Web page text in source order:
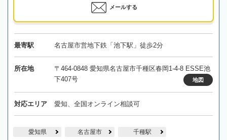
メールする
最寄駅 名古屋市営地下鉄「池下駅」徒歩2分
所在地
〒464-0848 愛知県名古屋市千種区春岡1-4-8 ESSE池
下407号
地図
対応エリア 愛知、全国オンライン相談可
愛知県 名古屋市 千種駅